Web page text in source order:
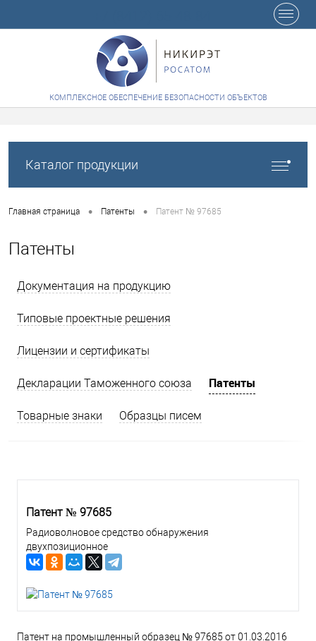
КОМПЛЕКСНОЕ ОБЕСПЕЧЕНИЕ БЕЗОПАСНОСТИ ОБЪЕКТОВ
Каталог продукции
Главная страница • Патенты • Патент № 97685
Патенты
Документация на продукцию
Типовые проектные решения
Лицензии и сертификаты
Декларации Таможенного союза Патенты
Товарные знаки Образцы писем
Патент № 97685
Радиоволновое средство обнаружения
двухпозиционное
Патент на промышленный образец № 97685 от 01.03.2016